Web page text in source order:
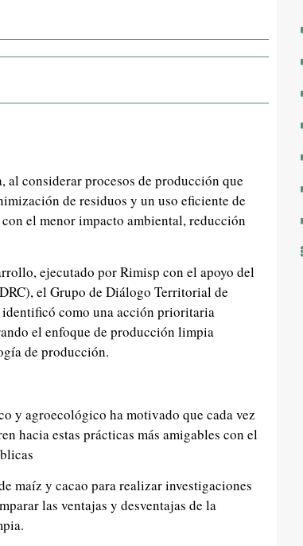
considerar procesos de producción que
de residuos y un uso eficiente de
el menor impacto ambiental, reducción
ejecutado por Rimisp con el apoyo del
el Grupo de Diálogo Territorial de
identificó como una acción prioritaria
el enfoque de producción limpia
de producción.
y agroecológico ha motivado que cada vez
hacia estas prácticas más amigables con el
maíz y cacao para realizar investigaciones
las ventajas y desventajas de la